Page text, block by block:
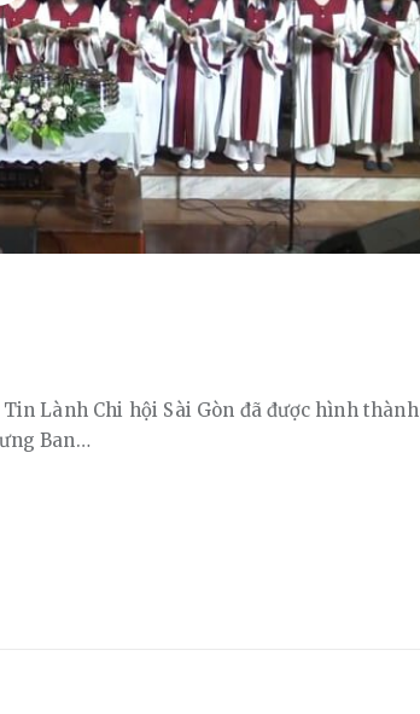
Lành Chi hội Sài Gòn đã được hình thành
Ban…